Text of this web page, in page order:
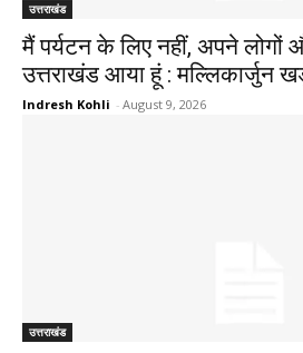
उत्तराखंड
मैं पर्यटन के लिए नहीं, अपने लोगों
उत्तराखंड आया हूं : मल्लिकार्जुन
Indresh Kohli - August 9, 2026
उत्तराखंड